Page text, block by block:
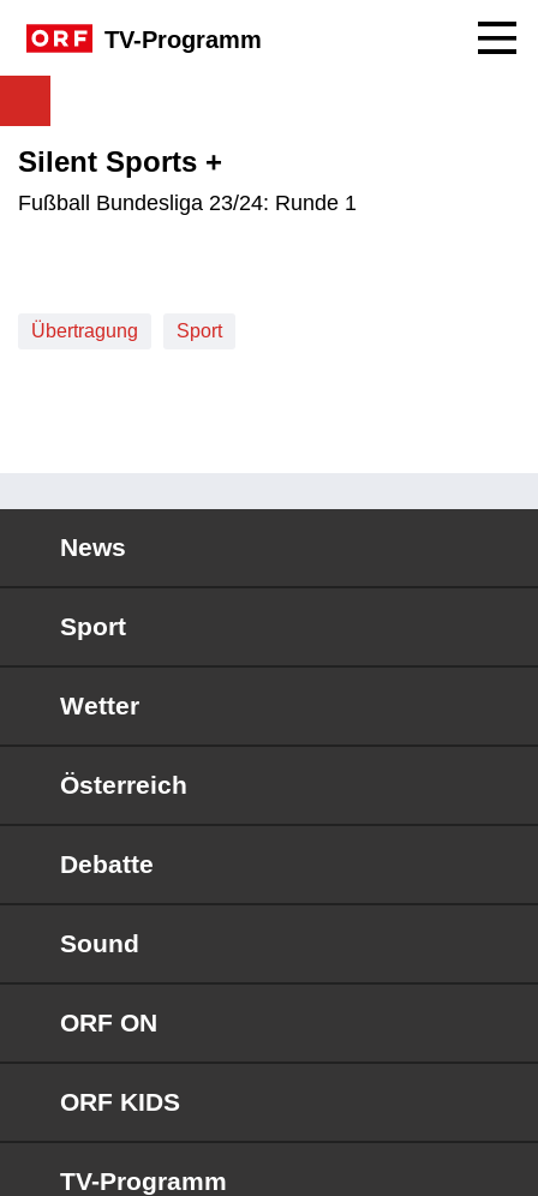
TV-Programm
Silent Sports +
Fußball Bundesliga 23/24: Runde 1
Übertragung Sport
News
Sport
Wetter
Österreich
Debatte
Sound
ORF ON
ORF KIDS
TV-Programm